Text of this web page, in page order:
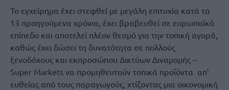
Το εγχείρημα έχει στεφθεί με μεγάλη επιτυχία κατά τα
13 προηγούμενα χρόνια, έχει βραβευθεί σε ευρωπαϊκό
επίπεδο και αποτελεί πλέον θεσμό για την τοπική αγορά,
καθώς έχει δώσει τη δυνατότητα σε πολλούς
ξενοδόχους και εκπροσώπου Δικτύων Διναμομής –
Super Markets να προμηθευτούν τοπικά προϊόντα απ’
ευθείας από τους παραγωγούς, χτίζοντας μια οικονομική